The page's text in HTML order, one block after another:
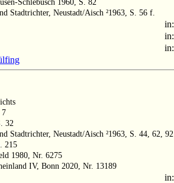
Stadtrichter, Neustadt/Aisch ²1963, S. 56 f.
in:
in:
in:
7
32
Stadtrichter, Neustadt/Aisch ²1963, S. 44, 62, 92
215
1980, Nr. 6275
IV, Bonn 2020, Nr. 13189
in: